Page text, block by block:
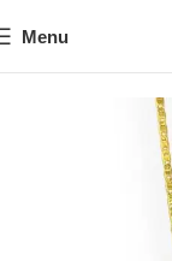
Menu